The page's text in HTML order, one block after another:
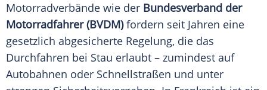
Motorradverbände wie der Bundesverband der
Motorradfahrer (BVDM)fordern seit Jahren eine
gesetzlich abgesicherte Regelung, die das
Durchfahren bei Stau erlaubt – zumindest auf
Autobahnen oder Schnellstraßen und unter